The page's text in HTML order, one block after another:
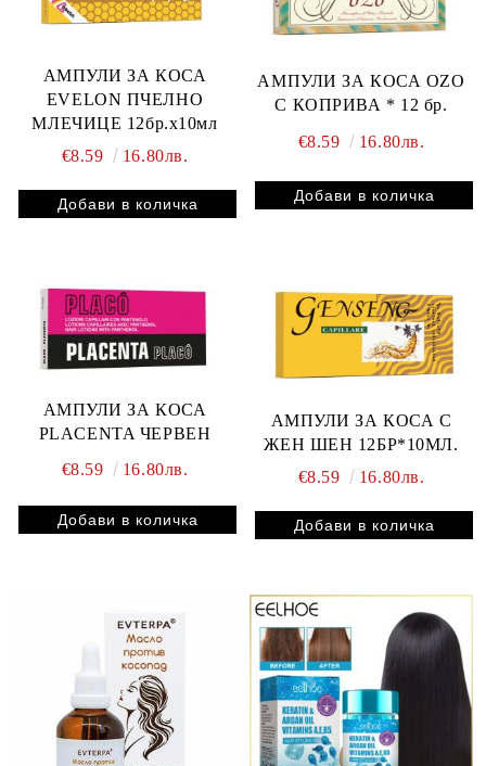
АМПУЛИ ЗА КОСА
EVELON ПЧЕЛНО
МЛЕЧИЦЕ 12бр.х10мл
€8.59
16.80лв.
АМПУЛИ ЗА КОСА OZO
С КОПРИВА * 12 бр.
€8.59 16.80лв.
АМПУЛИ ЗА КОСА
PLACENTA ЧЕРВЕН
€8.59
16.80лв.
АМПУЛИ ЗА КОСА С
ЖЕН ШЕН 12БР*10МЛ.
€8.59
16.80лв.